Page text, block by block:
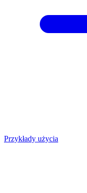
Przykłady użycia